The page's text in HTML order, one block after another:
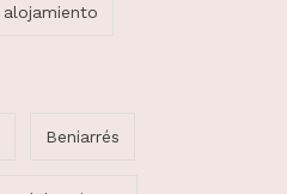
alojamiento
Beniarrés